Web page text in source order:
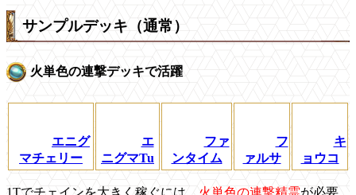
サンプルデッキ（通常）
火単色の連撃デッキで活躍
エニグ
マチェリー
エ
ニグマTu
ファ
ンタイム
フ
ァルサ
キ
ョウコ
1Tでチェインを大きく稼ぐには、 火単色の連撃精霊が必要